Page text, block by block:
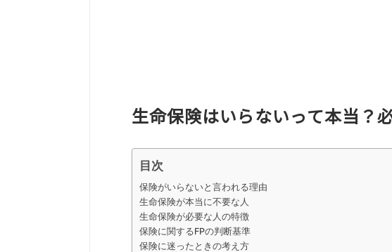
生命保険はいらないって本当？
目次
保険がいらないと言われる理由
生命保険が本当に不要な人
生命保険が必要な人の特徴
保険に関するFPの判断基準
保険に迷ったときの考え方